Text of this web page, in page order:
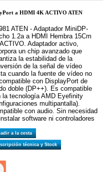
a HDMI 4K ACTIVO ATEN
ATEN - Adaptador MiniDP-
1.2a a HDMI Hembra 15Cm
Adaptador activo,
un chip avanzado que
la estabilidad de la
de la señal de vídeo
cuando la fuente de vídeo no
con DisplayPort de
doble (DP++). Es compatible
la tecnología AMD Eyefinity
multipantalla).
con audio. Sin necesidad
software ni controladores
a la cesta
técnica y Stock